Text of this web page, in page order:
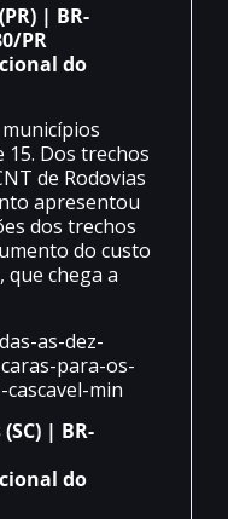
| BR-
PR
do
15. Dos trechos
de Rodovias
apresentou
dos trechos
do custo
chega a
| BR-
do